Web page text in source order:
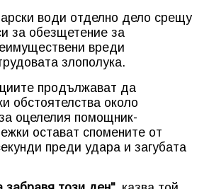
води отделно дело срещу
за обезщетение за
вреди
злополука.
продължават да
обстоятелства около
оцелелия помощник-
остават спомените от
преди удара и загубата